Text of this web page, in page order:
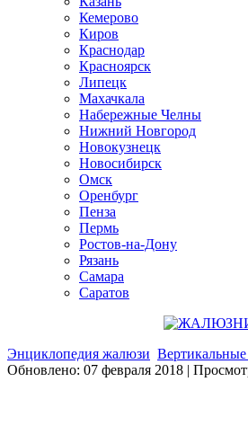
Кемерово
Киров
Краснодар
Красноярск
Липецк
Махачкала
Набережные Челны
Нижний Новгород
Новокузнецк
Новосибирск
Омск
Оренбург
Пенза
Пермь
Ростов-на-Дону
Рязань
Самара
Саратов
Энциклопедия жалюзи
Обновлено: 07 февраля 2018 |